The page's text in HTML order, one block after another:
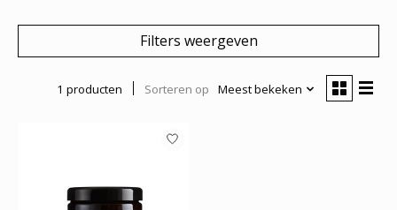
Filters weergeven
1 producten Sorteren op Meest bekeken